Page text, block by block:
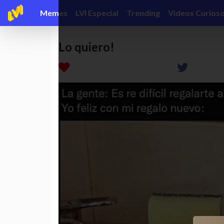
Memes LVI Especial Trending Videos
Lo quiero!